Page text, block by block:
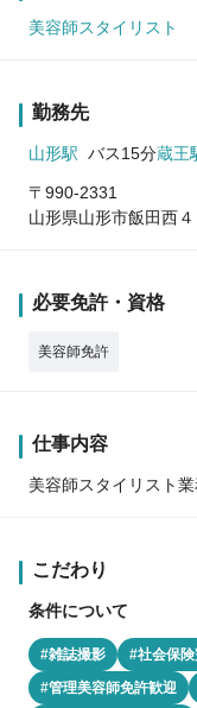
美容師スタイリスト
勤務先
山形駅 バス15分蔵王
〒990-2331
山形県山形市飯田西
必要免許・資格
美容師免許
仕事内容
美容師スタイリスト
こだわり
条件について
#雑誌撮影 #社会保
#管理美容師免許歓迎